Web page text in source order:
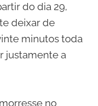
do dia 29,
deixar de
minutos toda
justamente a
no